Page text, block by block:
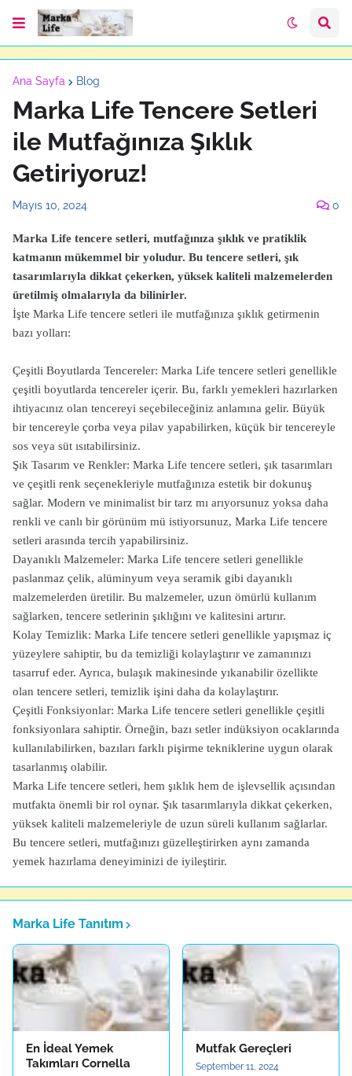
Ana Sayfa Blog
Marka Life Tencere Setleri
ile Mutfağınıza Şıklık
Getiriyoruz!
Mayıs 10, 2024 0
Marka Life tencere setleri, mutfağınıza şıklık ve pratiklik
katmanın mükemmel bir yoludur. Bu tencere setleri, şık
tasarımlarıyla dikkat çekerken, yüksek kaliteli malzemelerden
üretilmiş olmalarıyla da bilinirler.
İşte Marka Life tencere setleri ile mutfağınıza şıklık getirmenin
bazı yolları:
Çeşitli Boyutlarda Tencereler: Marka Life tencere setleri genellikle
çeşitli boyutlarda tencereler içerir. Bu, farklı yemekleri hazırlarken
ihtiyacınız olan tencereyi seçebileceğiniz anlamına gelir. Büyük
bir tencereyle çorba veya pilav yapabilirken, küçük bir tencereyle
sos veya süt ısıtabilirsiniz.
Şık Tasarım ve Renkler: Marka Life tencere setleri, şık tasarımları
ve çeşitli renk seçenekleriyle mutfağınıza estetik bir dokunuş
sağlar. Modern ve minimalist bir tarz mı arıyorsunuz yoksa daha
renkli ve canlı bir görünüm mü istiyorsunuz, Marka Life tencere
setleri arasında tercih yapabilirsiniz.
Dayanıklı Malzemeler: Marka Life tencere setleri genellikle
paslanmaz çelik, alüminyum veya seramik gibi dayanıklı
malzemelerden üretilir. Bu malzemeler, uzun ömürlü kullanım
sağlarken, tencere setlerinin şıklığını ve kalitesini artırır.
Kolay Temizlik: Marka Life tencere setleri genellikle yapışmaz iç
yüzeylere sahiptir, bu da temizliği kolaylaştırır ve zamanınızı
tasarruf eder. Ayrıca, bulaşık makinesinde yıkanabilir özellikte
olan tencere setleri, temizlik işini daha da kolaylaştırır.
Çeşitli Fonksiyonlar: Marka Life tencere setleri genellikle çeşitli
fonksiyonlara sahiptir. Örneğin, bazı setler indüksiyon ocaklarında
kullanılabilirken, bazıları farklı pişirme tekniklerine uygun olarak
tasarlanmış olabilir.
Marka Life tencere setleri, hem şıklık hem de işlevsellik açısından
mutfakta önemli bir rol oynar. Şık tasarımlarıyla dikkat çekerken,
yüksek kaliteli malzemeleriyle de uzun süreli kullanım sağlarlar.
Bu tencere setleri, mutfağınızı güzelleştirirken aynı zamanda
yemek hazırlama deneyiminizi de iyileştirir.
Marka Life Tanıtım
En İdeal Yemek
Takımları Cornella
Mutfak Gereçleri
September 11, 2024